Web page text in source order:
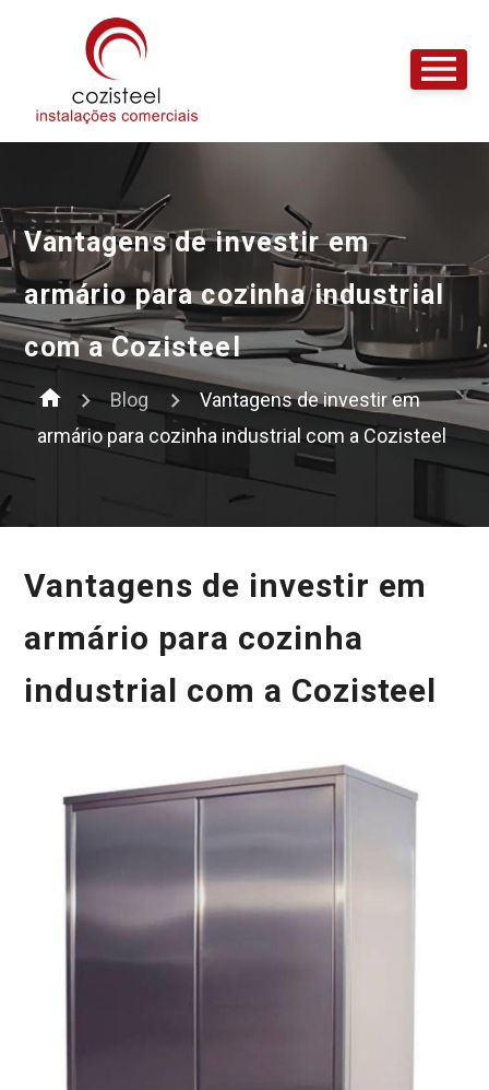
Vantagens de investir em
armário para cozinha industrial
com a Cozisteel
home Blog
Vantagens de investir em
armário para cozinha industrial com a Cozisteel
Vantagens de investir em
armário para cozinha
industrial com a Cozisteel